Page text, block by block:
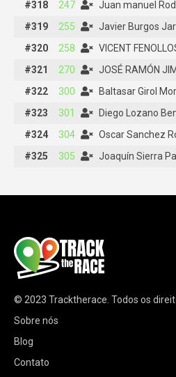
#318
247
Juan manuel
#319
255
Javier Burgos
#320
258
VICENT
#321
270
JOSÉ RAMÓN
#322
300
Baltasar Girol
#323
301
Diego Lozano
#324
304
Oscar Sanchez
#325
305 Joaquín Sierra
#318
247
Juan manuel Rodríguez muñoz
#319
255
Javier Burgos Jareño
#320
258
VICENT FENOLLOSA GONZALEZ
#321
270
JOSÉ RAMÓN JIMÉNEZ BLÁZQUEZ
#322
300
Baltasar Girol Moreno
#323
301
Diego Lozano Benito
#324
304
Oscar Sanchez Rodriguez
#325
305 Joaquín Sierra Palmerola
© 2023 Tracktherace. Todos os
Sobre nós
Blog
Contato